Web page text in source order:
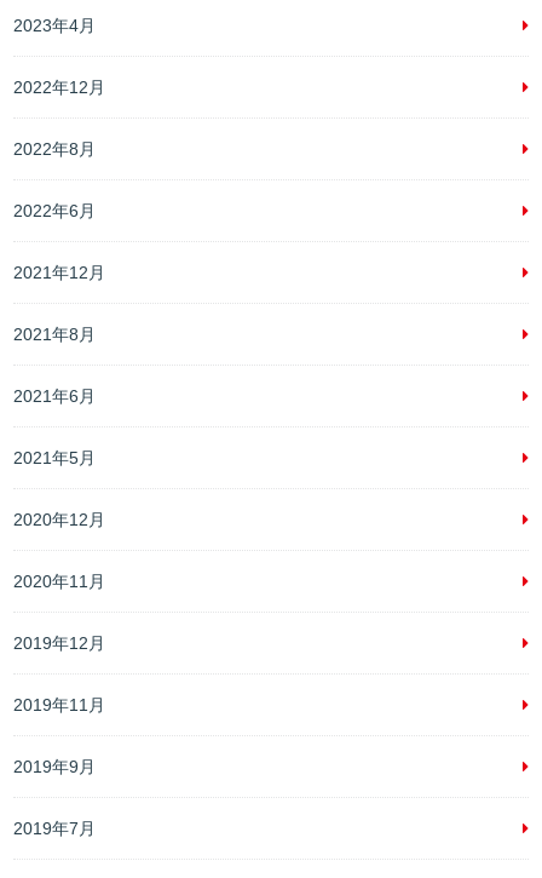
2023年4月
2022年12月
2022年8月
2022年6月
2021年12月
2021年8月
2021年6月
2021年5月
2020年12月
2020年11月
2019年12月
2019年11月
2019年9月
2019年7月